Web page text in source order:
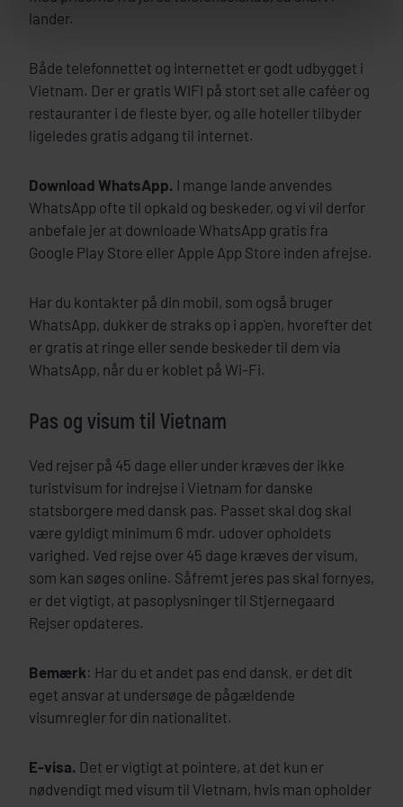
lander.
Både telefonnettet og internettet er godt udbygget i
Vietnam. Der er gratis WIFI på stort set alle caféer og
restauranter i de fleste byer, og alle hoteller tilbyder
ligeledes gratis adgang til internet.
Download WhatsApp. I mange lande anvendes
WhatsApp ofte til opkald og beskeder, og vi vil derfor
anbefale jer at downloade WhatsApp gratis fra
Google Play Store eller Apple App Store inden afrejse.
Har du kontakter på din mobil, som også bruger
WhatsApp, dukker de straks op i app'en, hvorefter det
er gratis at ringe eller sende beskeder til dem via
WhatsApp, når du er koblet på Wi-Fi.
Pas og visum til Vietnam
Ved rejser på 45 dage eller under kræves der ikke
turistvisum for indrejse i Vietnam for danske
statsborgere med dansk pas. Passet skal dog skal
være gyldigt minimum 6 mdr. udover opholdets
varighed. Ved rejse over 45 dage kræves der visum,
som kan søges online. Såfremt jeres pas skal fornyes,
er det vigtigt, at pasoplysninger til Stjernegaard
Rejser opdateres.
Bemærk: Har du et andet pas end dansk, er det dit
eget ansvar at undersøge de pågældende
visumregler for din nationalitet.
E-visa. Det er vigtigt at pointere, at det kun er
nødvendigt med visum til Vietnam, hvis man opholder